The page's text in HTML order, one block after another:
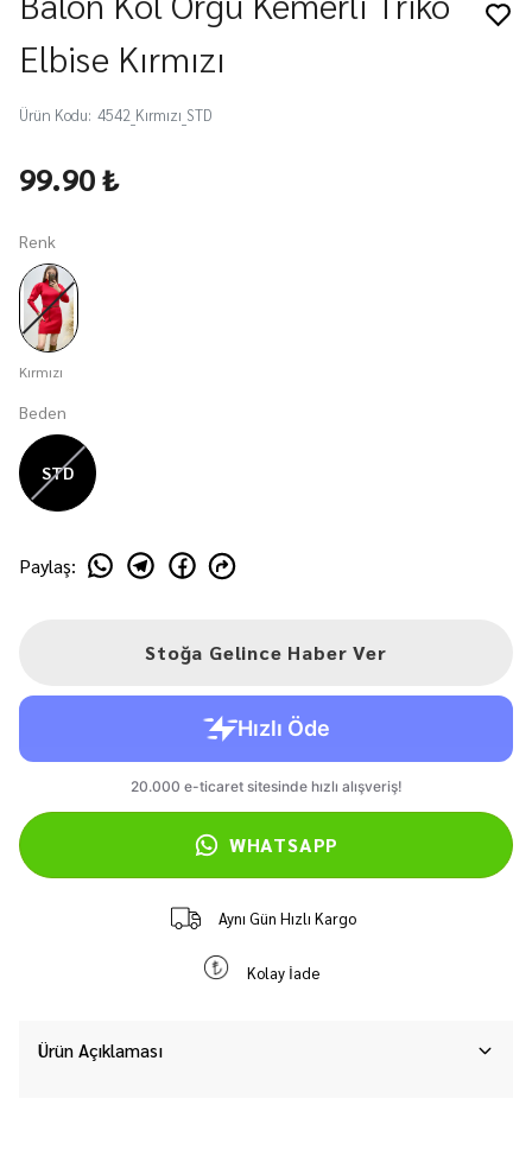
Elbise Kırmızı
Ürün Kodu: 4542_Kırmızı_STD
99.90 ₺
Renk
Kırmızı
Beden
STD
Paylaş:
Stoğa Gelince Haber Ver
WHATSAPP
Aynı Gün Hızlı Kargo
Kolay İade
Ürün Açıklaması